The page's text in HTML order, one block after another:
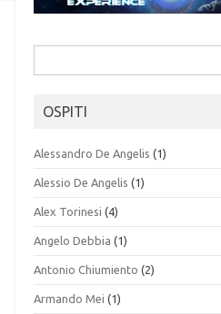
per:
OSPITI
Alessandro De Angelis (1)
Alessio De Angelis (1)
Alex Torinesi (4)
Angelo Debbia (1)
Antonio Chiumiento (2)
Armando Mei (1)